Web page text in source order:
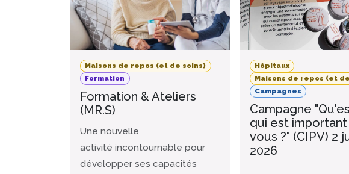
Maisons de repos (et de soins)
Formation
Formation & Ateliers
(MR.S)
Une nouvelle
activité incontournable pour
développer ses capacités
Hôpitaux
Maisons de repos (et
Campagnes
Campagne
qui est
vous ?" (CIPV) 2
2026